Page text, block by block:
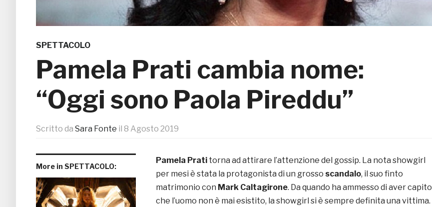
SPETTACOLO
Pamela Prati cambia nome:
“Oggi sono Paola Pireddu”
Scritto da Sara Fonte il 8 Agosto 2019
More in SPETTACOLO:
Pamela Prati torna ad attirare l’attenzione del gossip. La nota showgirl
per mesi è stata la protagonista di un grosso scandalo, il suo finto
matrimonio con Mark Caltagirone. Da quando ha ammesso di aver capito
che l’uomo non è mai esistito, la showgirl si è sempre definita una vittima.